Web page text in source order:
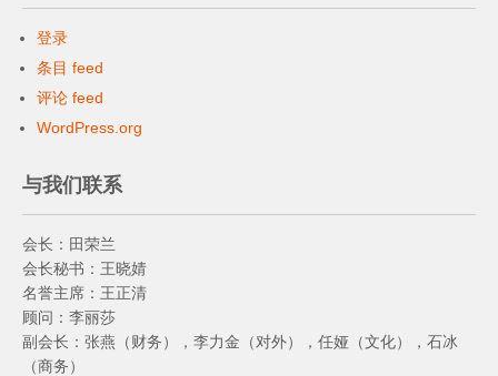
登录
条目 feed
评论 feed
WordPress.org
与我们联系
会长：田荣兰
会长秘书：王晓婧
名誉主席：王正清
顾问：李丽莎
副会长：张燕（财务），李力金（对外），任娅（文化），石冰
（商务）